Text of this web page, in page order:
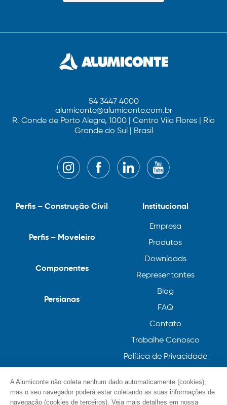
54 3447 4000
alumiconte@alumiconte.com.br
R. Conde de Porto Alegre, 1000 | Centro Vila Flores | Rio
Grande do Sul | Brasil
Institucional
Empresa
Produtos
Downloads
Representantes
Blog
FAQ
Contato
Trabalhe Conosco
Política de Privacidade
Perfis – Construção Civil
Perfis – Moveleiro
Componentes
Persianas
A Alumiconte não coleta nenhum dado automaticamente (cookies),
mas o seu navegador poderá estar coletando as suas informações de
navegação (cookies de terceiros). Veja mais detalhes em nossa